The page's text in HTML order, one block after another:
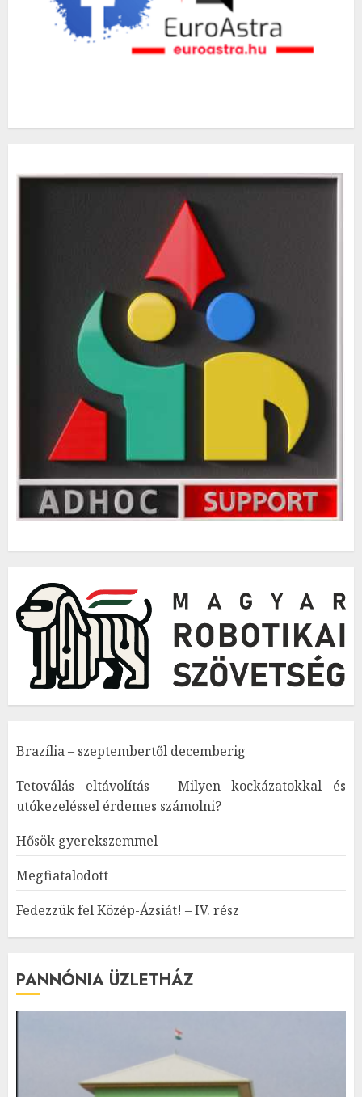
Brazília – szeptembertől decemberig
Tetoválás eltávolítás – Milyen kockázatokkal és
utókezeléssel érdemes számolni?
Hősök gyerekszemmel
Megfiatalodott
Fedezzük fel Közép-Ázsiát! – IV. rész
PANNÓNIA ÜZLETHÁZ